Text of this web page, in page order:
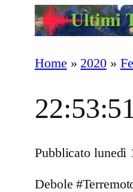
Home » 2020»
Pubblicato lunedì
Debole